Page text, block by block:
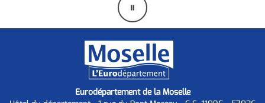
Mettre
en
Eurodépartement de la Moselle